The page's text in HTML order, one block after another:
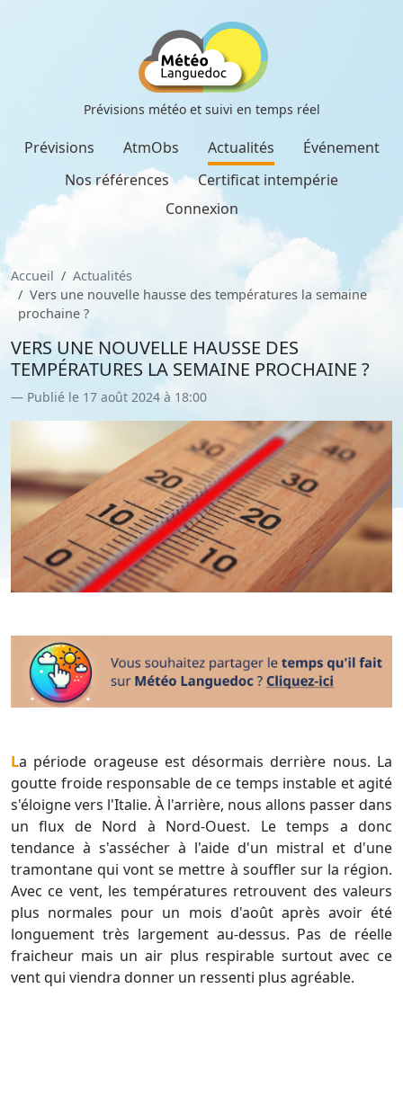
Prévisions météo et suivi en temps réel
Prévisions AtmObs Actualités
Événement
Nos références
Certificat intempérie
Connexion
Accueil
Actualités
Vers une nouvelle hausse des températures la semaine
prochaine ?
VERS UNE NOUVELLE HAUSSE DES
TEMPÉRATURES LA SEMAINE PROCHAINE ?
Publié le 17 août 2024 à 18:00
La période orageuse est désormais derrière nous. La
goutte froide responsable de ce temps instable et agité
s'éloigne vers l'Italie. À l'arrière, nous allons passer dans
un flux de Nord à Nord-Ouest. Le temps a donc
tendance à s'assécher à l'aide d'un mistral et d'une
tramontane qui vont se mettre à souffler sur la région.
Avec ce vent, les températures retrouvent des valeurs
plus normales pour un mois d'août après avoir été
longuement très largement au-dessus. Pas de réelle
fraicheur mais un air plus respirable surtout avec ce
vent qui viendra donner un ressenti plus agréable.